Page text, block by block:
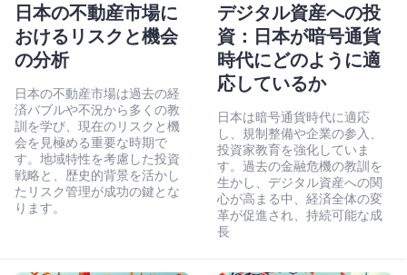
日本の不動産市場に
おけるリスクと機会
の分析
日本の不動産市場は過去の経
済バブルや不況から多くの教
訓を学び、現在のリスクと機
会を見極める重要な時期で
す。地域特性を考慮した投資
戦略と、歴史的背景を活かし
たリスク管理が成功の鍵とな
ります。
デジタル資産への投
資：日本が暗号通貨
時代にどのように適
応しているか
日本は暗号通貨時代に適応
し、規制整備や企業の参入、
投資家教育を強化していま
す。過去の金融危機の教訓を
生かし、デジタル資産への関
心が高まる中、経済全体の変
革が促進され、持続可能な成
長